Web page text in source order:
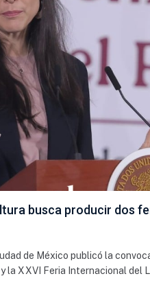
busca producir dos
de México publicó la
la XXVI Feria Internacional del